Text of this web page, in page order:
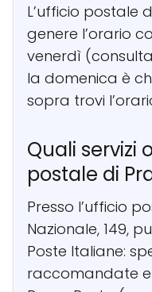
L’ufficio postale
genere l’orario
venerdì
la domenica è
sopra trovi
Quali servizi
postale di
Presso l’ufficio
Nazionale, 149,
Poste Italiane:
raccomandate e